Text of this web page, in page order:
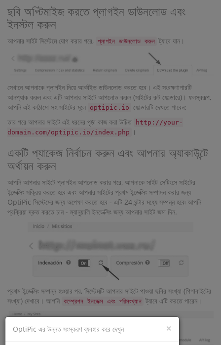
ছবি অপ্টিমাইজ করতে প্লাগইন ডাউনলোড এবং
ইনস্টল করুন
আপনার সাইট সিস্টেমে যোগ করার পরে, প্লাগইন ডাউনলোড করুন ট্যাবে যান।
সেখানে আপনাকে প্লাগইন দিয়ে আর্কাইভ ডাউনলোড করতে হবে। এই সংরক্ষণাগারটি
আনপ্যাক করুন এবং এটি আপনার সাইটে আপলোড করুন (সাইটের রুট ফোল্ডারে)। ফলস্বরূপ,
আপনি এই কাঠামো সহ সাইটের মূলে optipic.io ফোল্ডারটি দেখতে পাবেন:
তার পরে আপনার সাইটে এই ধরনের পৃষ্ঠা কাজ করা উচিত
http://your-
domain.com/optipic.io/index.php
।
একটি প্যাকেজ নির্বাচন করুন এবং আপনার অ্যাকাউন্টে
অর্থায়ন করুন
আপনি আপনার সাইটে প্লাগইন আপলোড করার পরে, আপনাকে সাইট সেটিংসে সাইটের
ইন্ডেক্সিং সক্রিয় করতে হবে এবং আপনার সাইটের প্রথম ইন্ডেক্সিং সম্পাদন করার জন্য
OptiPic সিস্টেমের জন্য অপেক্ষা করতে হবে - এটি 24 ঘন্টার মধ্যে সম্পন্ন হবে৷ আপনি
প্রক্রিয়া দ্রুত করতে চান - ম্যানুয়ালি ইনডেক্সিং জন্য আপনার সাইট জমা দিন.
প্রথম ইন্ডেক্সিং সম্পন্ন হওয়ার পর, সিস্টেমটি আপনার সাইটে পাওয়া ছবির সংখ্যা (গিগাবাইটের
সংখ্যা) দেখাবে। আপনি কম্প্রেশন ইনডেক্স এবং পরিসংখ্যান ট্যাবে এটি করতে পারেন।
×
OptiPic এর উন্নত সংস্করণ ব্যবহার করে দেখুন